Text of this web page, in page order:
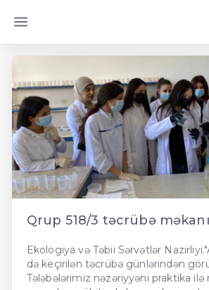
Qrup 518/3 təcrübə
Ekologiya və Təbii Sərvətlər
də keçirilən təcrübə günlərindən
Tələbələrimiz nəzəriyyəni praktika